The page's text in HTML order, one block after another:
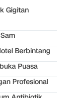
Gigitan
Berbintang
Puasa
Profesional